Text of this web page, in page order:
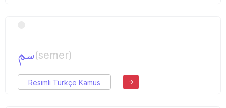
سم(semer)
Resimli Türkçe Kamus